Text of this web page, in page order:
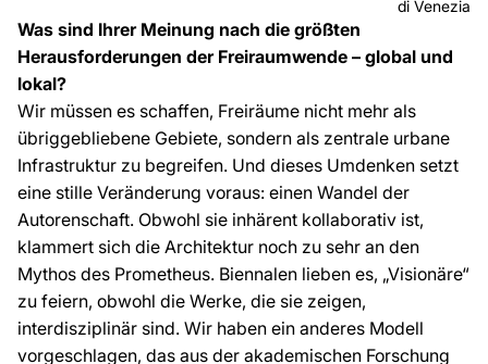
di Venezia
Was sind Ihrer Meinung nach die größten
Herausforderungen der Freiraumwende – global und
lokal?
Wir müssen es schaffen, Freiräume nicht mehr als
übriggebliebene Gebiete, sondern als zentrale urbane
Infrastruktur zu begreifen. Und dieses Umdenken setzt
eine stille Veränderung voraus: einen Wandel der
Autorenschaft. Obwohl sie inhärent kollaborativ ist,
klammert sich die Architektur noch zu sehr an den
Mythos des Prometheus. Biennalen lieben es, „Visionäre“
zu feiern, obwohl die Werke, die sie zeigen,
interdisziplinär sind. Wir haben ein anderes Modell
vorgeschlagen, das aus der akademischen Forschung